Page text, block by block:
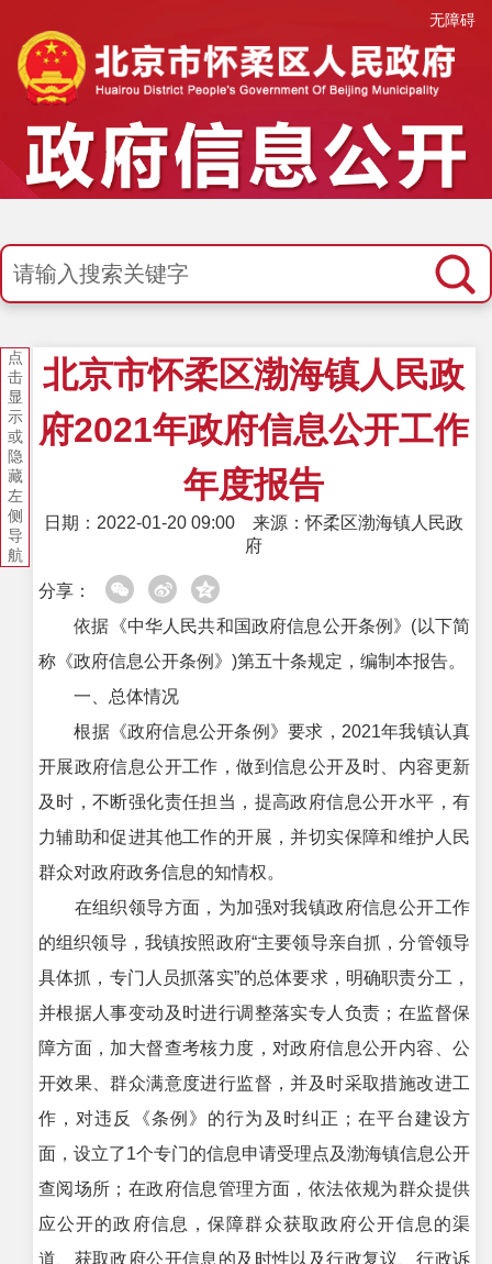
无障碍
点
击
显
示
或
隐
藏
左
侧
导
航
北京市怀柔区渤海镇人民政
府2021年政府信息公开工作
年度报告
日期：2022-01-20 09:00
来源：怀柔区渤海镇人民政
府
分享：
依据《中华人民共和国政府信息公开条例》(以下简
称《政府信息公开条例》)第五十条规定，编制本报告。
一、总体情况
根据《政府信息公开条例》要求，2021年我镇认真
开展政府信息公开工作，做到信息公开及时、内容更新
及时，不断强化责任担当，提高政府信息公开水平，有
力辅助和促进其他工作的开展，并切实保障和维护人民
群众对政府政务信息的知情权。
在组织领导方面，为加强对我镇政府信息公开工作
的组织领导，我镇按照政府“主要领导亲自抓，分管领导
具体抓，专门人员抓落实”的总体要求，明确职责分工，
并根据人事变动及时进行调整落实专人负责；在监督保
障方面，加大督查考核力度，对政府信息公开内容、公
开效果、群众满意度进行监督，并及时采取措施改进工
作，对违反《条例》的行为及时纠正；在平台建设方
面，设立了1个专门的信息申请受理点及渤海镇信息公开
查阅场所；在政府信息管理方面，依法依规为群众提供
应公开的政府信息，保障群众获取政府公开信息的渠
道、获取政府公开信息的及时性以及行政复议、行政诉